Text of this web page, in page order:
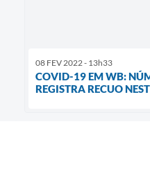
08 FEV 2022 - 13h33
COVID-19 EM WB:
REGISTRA RECUO